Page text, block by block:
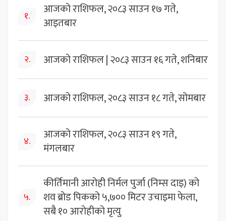
१.
आजको राशिफल, २०८३ साउन १७ गते,
आइतबार
२. आजको राशिफल | २०८३ साउन १६ गते, शनिबार
३. आजको राशिफल, २०८३ साउन १८ गते, सोमबार
४.
आजको राशिफल, २०८३ साउन १९ गते,
मंगलबार
५.
कीर्तिमानी आरोही निर्मल पुर्जा (निम्स दाइ) को
शव ब्रोड पिकको ५,७०० मिटर उचाइमा फेला,
सबै १० आरोहीको मृत्यु